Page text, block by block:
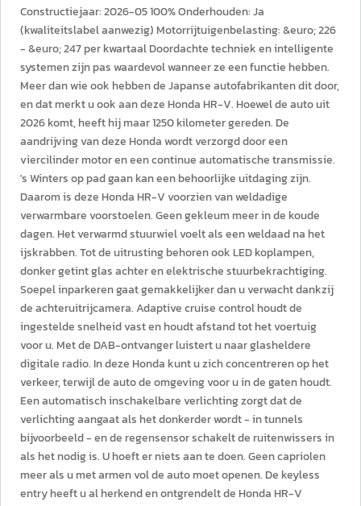
Constructiejaar: 2026-05 100% Onderhouden: Ja
(kwaliteitslabel aanwezig) Motorrijtuigenbelasting: &euro; 226
- &euro; 247 per kwartaal Doordachte techniek en intelligente
systemen zijn pas waardevol wanneer ze een functie hebben.
Meer dan wie ook hebben de Japanse autofabrikanten dit door,
en dat merkt u ook aan deze Honda HR-V. Hoewel de auto uit
2026 komt, heeft hij maar 1250 kilometer gereden. De
aandrijving van deze Honda wordt verzorgd door een
viercilinder motor en een continue automatische transmissie.
's Winters op pad gaan kan een behoorlijke uitdaging zijn.
Daarom is deze Honda HR-V voorzien van weldadige
verwarmbare voorstoelen. Geen gekleum meer in de koude
dagen. Het verwarmd stuurwiel voelt als een weldaad na het
ijskrabben. Tot de uitrusting behoren ook LED koplampen,
donker getint glas achter en elektrische stuurbekrachtiging.
Soepel inparkeren gaat gemakkelijker dan u verwacht dankzij
de achteruitrijcamera. Adaptive cruise control houdt de
ingestelde snelheid vast en houdt afstand tot het voertuig
voor u. Met de DAB-ontvanger luistert u naar glasheldere
digitale radio. In deze Honda kunt u zich concentreren op het
verkeer, terwijl de auto de omgeving voor u in de gaten houdt.
Een automatisch inschakelbare verlichting zorgt dat de
verlichting aangaat als het donkerder wordt - in tunnels
bijvoorbeeld - en de regensensor schakelt de ruitenwissers in
als het nodig is. U hoeft er niets aan te doen. Geen capriolen
meer als u met armen vol de auto moet openen. De keyless
entry heeft u al herkend en ontgrendelt de Honda HR-V